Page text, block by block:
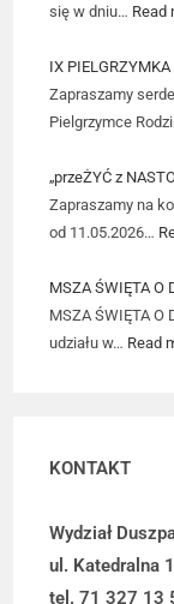
się w dniu… Read
IX
Zapraszamy
Pielgrzymce
„przeŻYĆ z
Zapraszamy na
od 11.05.2026…
MSZA ŚWIĘTA O
MSZA ŚWIĘTA O
udziału w… Read
KONTAKT
Wydział
ul. Katedralna
tel. 71 327 13